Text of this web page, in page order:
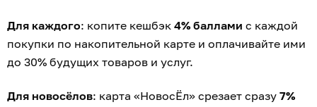
Для каждого: копите кешбэк 4% баллами с каждой
покупки по накопительной карте и оплачивайте ими
до 30% будущих товаров и услуг.
Для новосёлов: карта «НовосЁл» срезает сразу 7%